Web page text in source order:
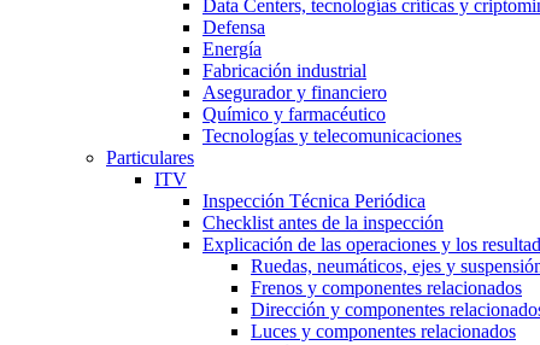
Data Centers, tecnologías críticas y
Defensa
Energía
Fabricación industrial
Asegurador y financiero
Químico y farmacéutico
Tecnologías y telecomunicaciones
Particulares
ITV
Inspección Técnica Periódica
Checklist antes de la inspección
Explicación de las operaciones y los
Ruedas, neumáticos, ejes y
Frenos y componentes relacionados
Dirección y componentes
Luces y componentes relacionados